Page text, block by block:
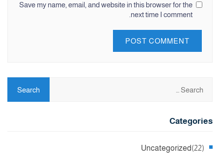
Save my name, email, and website in this browser for the
next time I comment.
Categories
Uncategorized (22)